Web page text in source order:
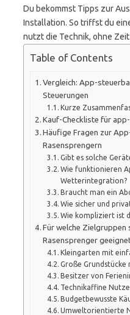
Du bekommst Tipps zur
Installation. So triffst du
nutzt die Technik, ohne
Table of Contents
Vergleich: App-
Steuerungen
Kurze
Kauf-Checkliste für
Häufige Fragen zur
Rasensprengern
Gibt es solche
Wie funktionieren
Wetterintegration?
Braucht man ein
Wie sicher und
Wie kompliziert ist
Für welche
Rasensprenger
Kleingarten mit
Große
Besitzer von
Technikaffine
Budgetbewusste
Umweltorientierte